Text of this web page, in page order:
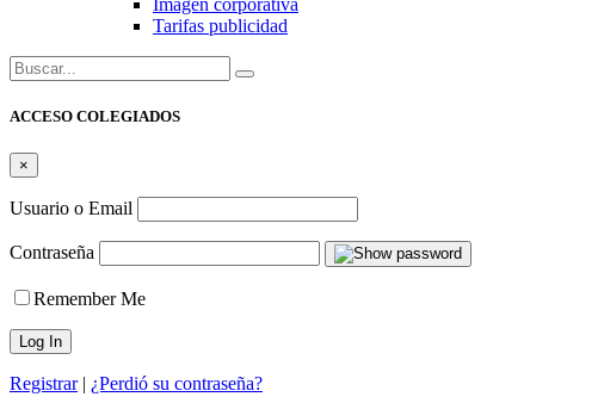
Imagen corporativa
Tarifas publicidad
Buscar:
ACCESO COLEGIADOS
×
Usuario o Email
Contraseña
Remember Me
Registrar| ¿Perdió su contraseña?